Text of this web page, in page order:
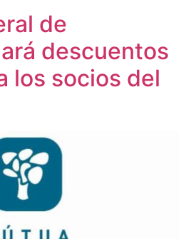
de
descuentos
los socios del